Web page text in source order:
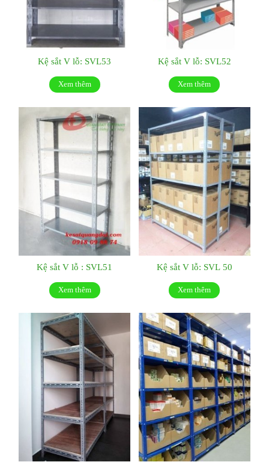
Kệ sắt V lỗ: SVL53
Xem thêm
Kệ sắt V lỗ: SVL52
Xem thêm
Kệ sắt V lỗ : SVL51
Xem thêm
Kệ sắt V lỗ: SVL 50
Xem thêm